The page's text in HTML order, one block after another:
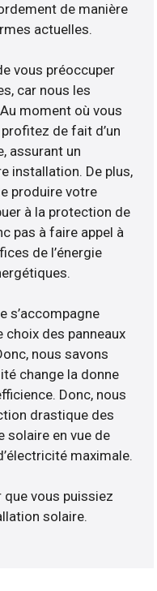
de manière
actuelles.
vous préoccuper
car nous les
moment où vous
de fait d’un
assurant un
installation. De plus,
produire votre
à la protection de
pas à faire appel à
de l’énergie
s’accompagne
choix des panneaux
nous savons
change la donne
Donc, nous
drastique des
solaire en vue de
maximale.
vous puissiez
solaire.